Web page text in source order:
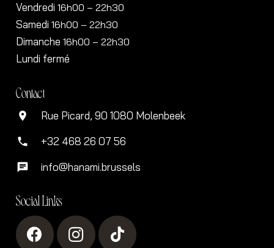
Vendredi 16h00 – 22h30
Samedi 16h00 – 22h30
Dimanche 16h00 – 22h30
Lundi fermé
Contact
location_on Rue Picard, 90 1080 Molenbeek
phone +32 468 26 07 56
chat info@hanami.brussels
Social Links